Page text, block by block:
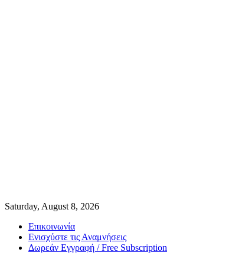
Saturday, August 8, 2026
Επικοινωνία
Ενισχύστε τις Αναμνήσεις
Δωρεάν Εγγραφή / Free Subscription